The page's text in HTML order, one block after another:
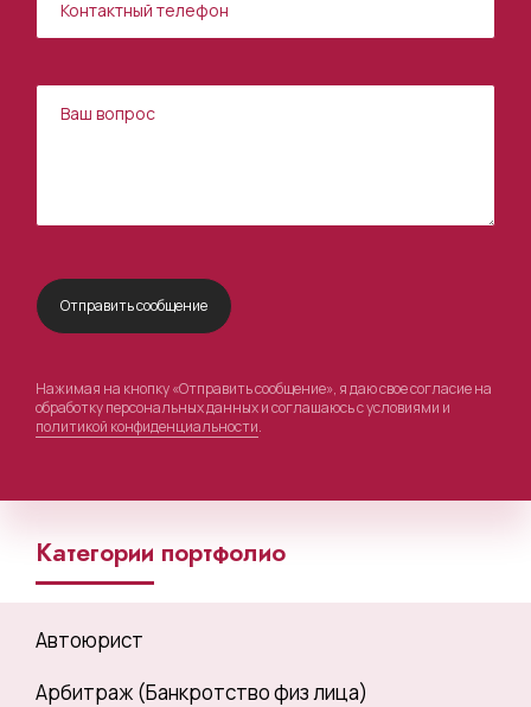
Нажимая на кнопку «Отправить сообщение», я даю свое согласие на
обработку персональных данных и соглашаюсь с условиями и
политикой конфиденциальности.
Категории портфолио
Автоюрист
Арбитраж (Банкротство физ лица)